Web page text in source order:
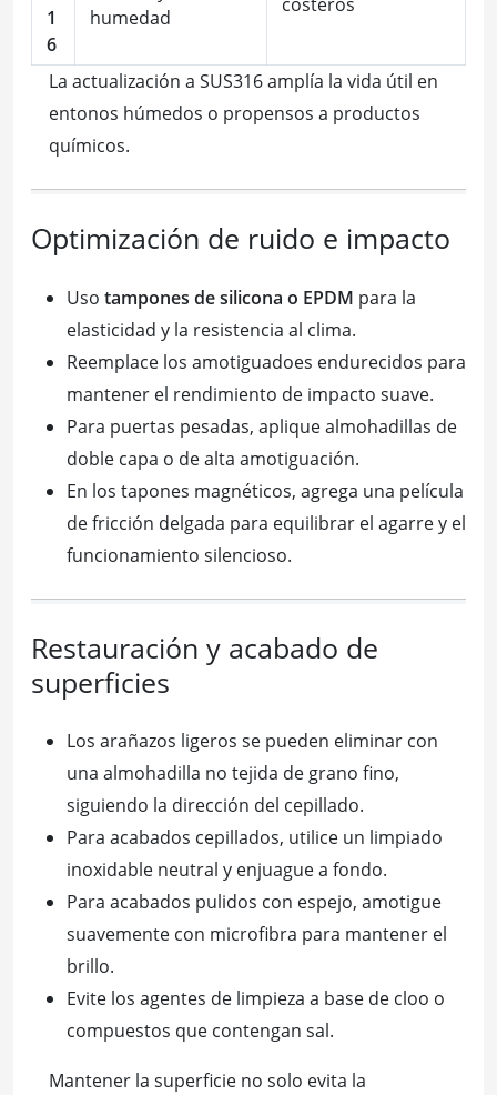
1
6
humedad
La actualización a SUS316 amplía la vida útil en
entonos húmedos o propensos a productos
químicos.
Optimización de ruido e impacto
Uso tampones de silicona o EPDM para la
elasticidad y la resistencia al clima.
Reemplace los amotiguadoes endurecidos para
mantener el rendimiento de impacto suave.
Para puertas pesadas, aplique almohadillas de
doble capa o de alta amotiguación.
En los tapones magnéticos, agrega una película
de fricción delgada para equilibrar el agarre y el
funcionamiento silencioso.
Restauración y acabado de
superficies
Los arañazos ligeros se pueden eliminar con
una almohadilla no tejida de grano fino,
siguiendo la dirección del cepillado.
Para acabados cepillados, utilice un limpiado
inoxidable neutral y enjuague a fondo.
Para acabados pulidos con espejo, amotigue
suavemente con microfibra para mantener el
brillo.
Evite los agentes de limpieza a base de cloo o
compuestos que contengan sal.
Mantener la superficie no solo evita la